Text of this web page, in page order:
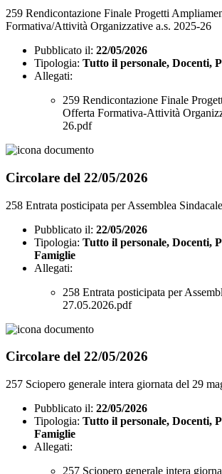
259 Rendicontazione Finale Progetti
Formativa/Attività Organizzative a.s. 2025-26
Pubblicato il: 22/05/2026
Tipologia: Tutto il personale, Docenti,
Allegati:
259 Rendicontazione Finale
Offerta Formativa-Attività
26.pdf
Circolare del 22/05/2026
258 Entrata posticipata per Assemblea
Pubblicato il: 22/05/2026
Tipologia: Tutto il personale, Docenti,
Famiglie
Allegati:
258 Entrata posticipata per
27.05.2026.pdf
Circolare del 22/05/2026
257 Sciopero generale intera giornata del 29
Pubblicato il: 22/05/2026
Tipologia: Tutto il personale, Docenti,
Famiglie
Allegati:
257 Sciopero generale intera